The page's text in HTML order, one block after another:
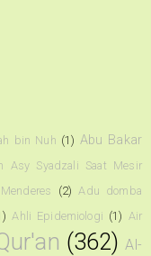
bin Nuh (1) Abu Bakar
Asy Syadzali Saat Mesir
(2) Adu domba
Ahli Epidemiologi (1) Air
(362) Al-